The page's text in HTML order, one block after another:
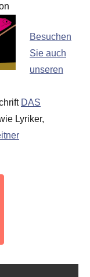
Besuchen
Sie auch
unseren
DAS
Lyriker,